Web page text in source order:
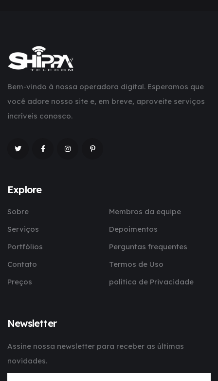
Bem-vindo à nossa operadora digital. Esperamos que
você adore nosso site e, em breve, aproveite serviços
incríveis conosco.
Explore
Sobre
Membros da equipe
Serviços
Depoimentos
Portfólios
Perguntas frequentes
Contato
Termos de Uso
Preços
política de Privacidade
Newsletter
Assine nossa newsletter para receber as últimas
novidades.